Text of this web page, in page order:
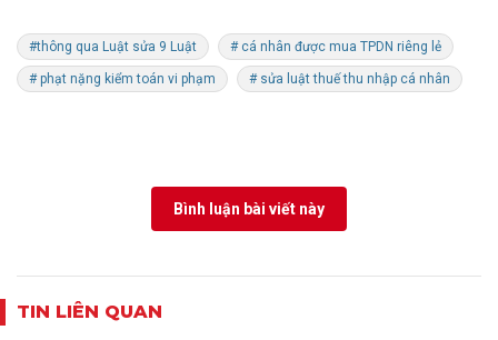
#thông qua Luật sửa 9 Luật # cá nhân được mua TPDN riêng lẻ
# phạt nặng kiểm toán vi phạm # sửa luật thuế thu nhập cá nhân
Bình luận bài viết này
TIN LIÊN QUAN